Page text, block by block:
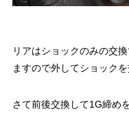
リアはショックのみの交
ますので外してショックを
さて前後交換して1G締め